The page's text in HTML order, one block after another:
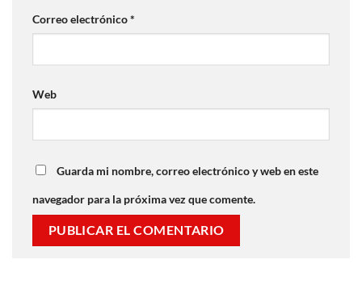
Correo electrónico*
Web
Guarda mi nombre, correo electrónico y web en este
navegador para la próxima vez que comente.